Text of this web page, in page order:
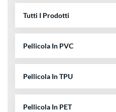
Tutti I Prodotti
Pellicola In PVC
Pellicola In TPU
Pellicola In PET